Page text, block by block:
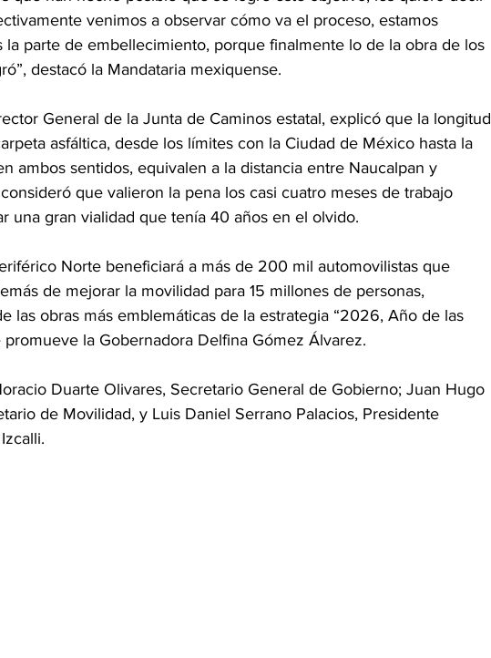
venimos a observar cómo va el proceso, estamos
la parte de embellecimiento, porque finalmente lo de la obra de los
destacó la Mandataria mexiquense.
General de la Junta de Caminos estatal, explicó que la longitud
asfáltica, desde los límites con la Ciudad de México hasta la
ambos sentidos, equivalen a la distancia entre Naucalpan y
que valieron la pena los casi cuatro meses de trabajo
una gran vialidad que tenía 40 años en el olvido.
Norte beneficiará a más de 200 mil automovilistas que
de mejorar la movilidad para 15 millones de personas,
las obras más emblemáticas de la estrategia “2026, Año de las
promueve la Gobernadora Delfina Gómez Álvarez.
Duarte Olivares, Secretario General de Gobierno; Juan Hugo
de Movilidad, y Luis Daniel Serrano Palacios, Presidente